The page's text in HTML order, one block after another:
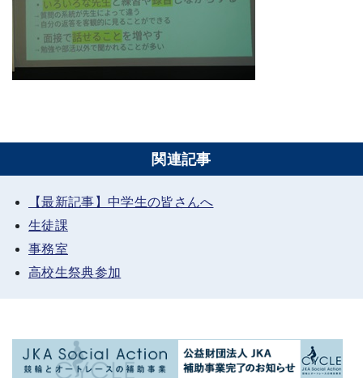
関連記事
【最新記事】中学生の皆さんへ
生徒課
事務室
高校生祭典参加